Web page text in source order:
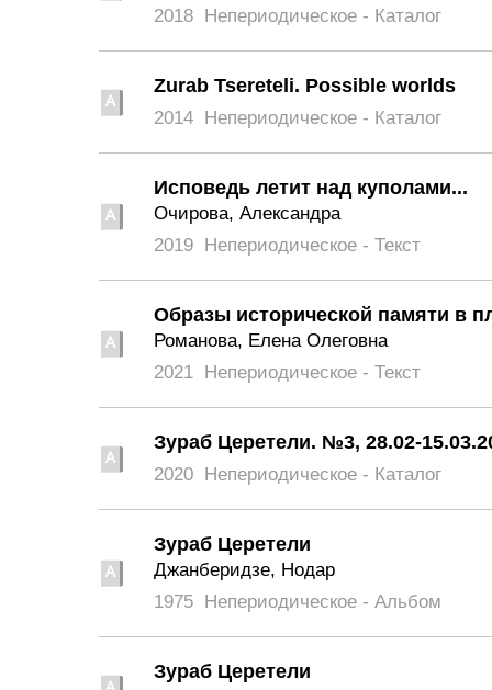
2018 Непериодическое - Каталог
Zurab Tsereteli. Possible worlds
2014 Непериодическое - Каталог
Исповедь летит над куполами...
Очирова, Александра
2019 Непериодическое - Текст
Образы исторической памяти в
Романова, Елена Олеговна
2021 Непериодическое - Текст
Зураб Церетели. №3, 28.02-
2020 Непериодическое - Каталог
Зураб Церетели
Джанберидзе, Нодар
1975 Непериодическое - Альбом
Зураб Церетели